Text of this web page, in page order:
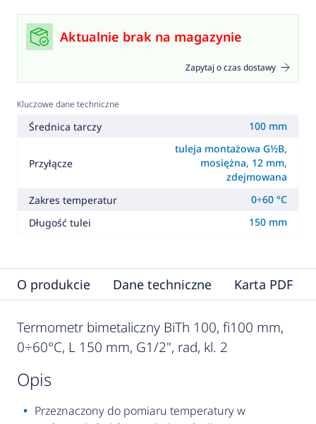
Aktualnie brak na magazynie
Zapytaj o czas dostawy
Kluczowe dane techniczne
Średnica tarczy 100 mm
Przyłącze
tuleja montażowa G½B,
mosiężna, 12 mm,
zdejmowana
Zakres temperatur
0÷60 °C
Długość tulei
150 mm
O produkcie Dane techniczne Karta PDF
Termometr bimetaliczny BiTh 100, fi100 mm,
0÷60°C, L 150 mm, G1/2", rad, kl. 2
opis
Przeznaczony do pomiaru temperatury w